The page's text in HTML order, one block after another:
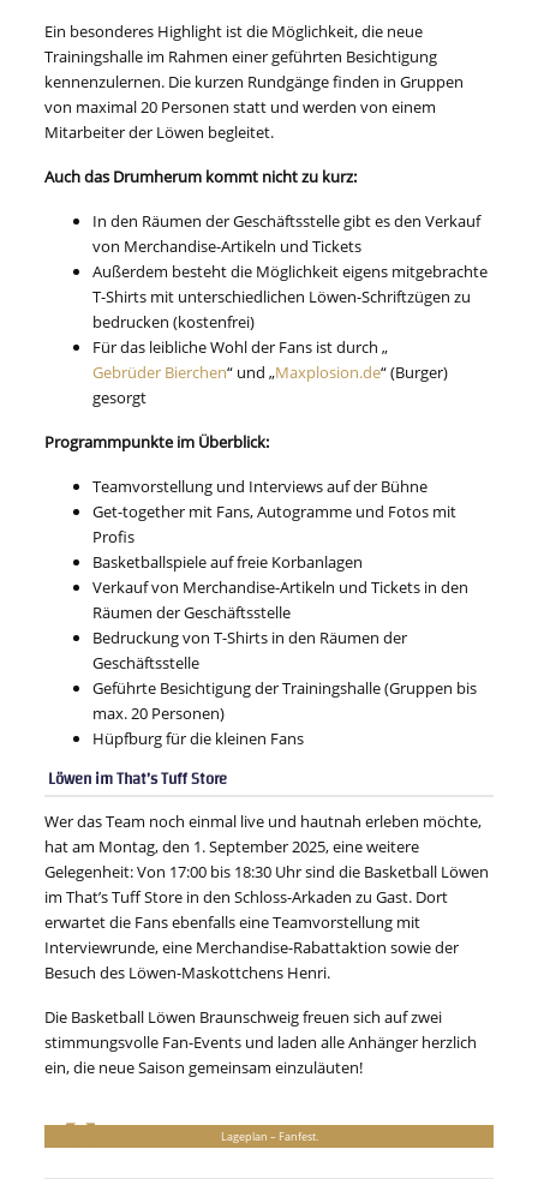
Ein besonderes Highlight ist die Möglichkeit, die neue
Trainingshalle im Rahmen einer geführten Besichtigung
kennenzulernen. Die kurzen Rundgänge finden in Gruppen
von maximal 20 Personen statt und werden von einem
Mitarbeiter der Löwen begleitet.
Auch das Drumherum kommt nicht zu kurz:
In den Räumen der Geschäftsstelle gibt es den Verkauf
von Merchandise-Artikeln und Tickets
Außerdem besteht die Möglichkeit eigens mitgebrachte
T-Shirts mit unterschiedlichen Löwen-Schriftzügen zu
bedrucken (kostenfrei)
Für das leibliche Wohl der Fans ist durch „
Gebrüder Bierchen“ und „Maxplosion.de“ (Burger)
gesorgt
Programmpunkte im Überblick:
Teamvorstellung und Interviews auf der Bühne
Get-together mit Fans, Autogramme und Fotos mit
Profis
Basketballspiele auf freie Korbanlagen
Verkauf von Merchandise-Artikeln und Tickets in den
Räumen der Geschäftsstelle
Bedruckung von T-Shirts in den Räumen der
Geschäftsstelle
Geführte Besichtigung der Trainingshalle (Gruppen bis
max. 20 Personen)
Hüpfburg für die kleinen Fans
Löwen im That’s Tuff Store
Wer das Team noch einmal live und hautnah erleben möchte,
hat am Montag, den 1. September 2025, eine weitere
Gelegenheit: Von 17:00 bis 18:30 Uhr sind die Basketball Löwen
im That’s Tuff Store in den Schloss-Arkaden zu Gast. Dort
erwartet die Fans ebenfalls eine Teamvorstellung mit
Interviewrunde, eine Merchandise-Rabattaktion sowie der
Besuch des Löwen-Maskottchens Henri.
Die Basketball Löwen Braunschweig freuen sich auf zwei
stimmungsvolle Fan-Events und laden alle Anhänger herzlich
ein, die neue Saison gemeinsam einzuläuten!
Lageplan – Fanfest.